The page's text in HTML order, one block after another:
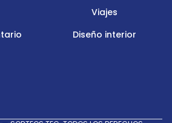
Viajes
Diseño interior